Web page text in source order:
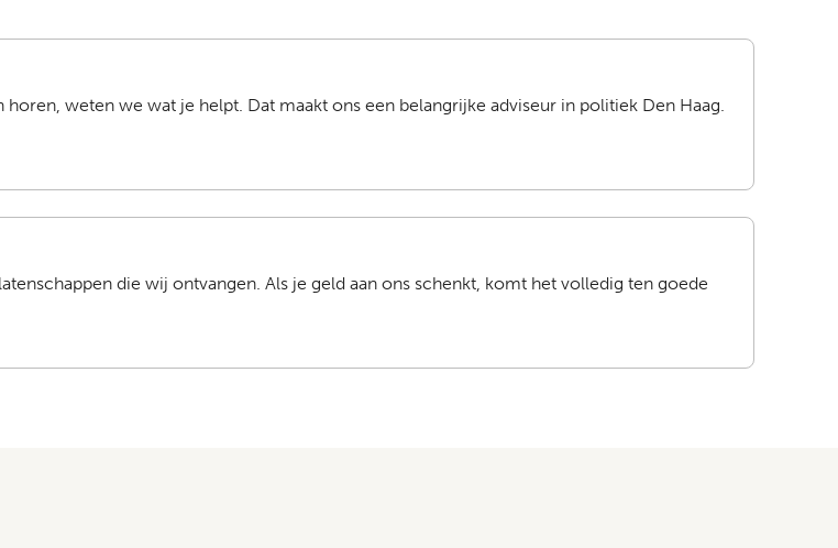
weten we wat je helpt. Dat maakt ons een belangrijke adviseur in politiek Den Haag.
die wij ontvangen. Als je geld aan ons schenkt, komt het volledig ten goede